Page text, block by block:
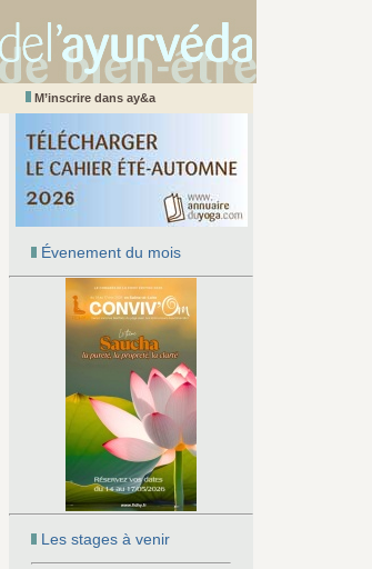
M’inscrire dans ay&a
Évenement du mois
Les stages à venir